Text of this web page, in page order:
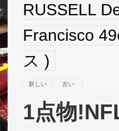
RUSSELL
Francisco
ス )
新しい 古い
1点物